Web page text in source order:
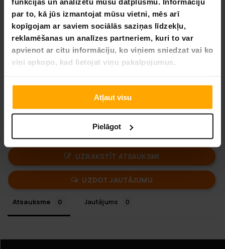
par to, kā jūs izmantojat mūsu vietni, mēs arī
kopīgojam ar saviem sociālās saziņas līdzekļu,
reklamēšanas un analīzes partneriem, kuri to var
apvienot ar citu informāciju, ko viņiem sniedzat vai ko
viņi apkopo, kad lietojat viņu pakalpojumus.
Atļaut visu
Pielāgot
Kuura+ DO rezerves siksna
Krāsas: Melna, sarkana, zila, tumši zaļa, zaļa, sudraba
un rozā.
Matēriāls: Policarbonāts
UZRAKSTĪT ATSAUKSMI
UZDOT JAUTĀJUMU
Atsauksme Jautājums